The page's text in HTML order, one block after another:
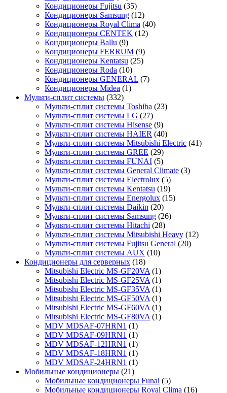
Кондиционеры Fujitsu (35)
Кондиционеры Samsung (12)
Кондиционеры Royal Clima (40)
Кондиционеры CENTEK (12)
Кондиционеры Ballu (9)
Кондиционеры FERRUM (9)
Кондиционеры Kentatsu (25)
Кондиционеры Roda (10)
Кондиционеры GENERAL (7)
Кондиционеры Midea (1)
Мульти-сплит системы (332)
Мульти-сплит системы Toshiba (23)
Мульти-сплит системы LG (27)
Мульти-сплит системы Hisense (9)
Мульти-сплит системы HAIER (40)
Мульти-сплит системы Mitsubishi Electric (41)
Мульти-сплит системы GREE (29)
Мульти-сплит системы FUNAI (5)
Мульти-сплит системы General Climate (3)
Мульти-сплит системы Electrolux (5)
Мульти-сплит системы Kentatsu (19)
Мульти-сплит системы Energolux (15)
Мульти-сплит системы Daikin (20)
Мульти-сплит системы Samsung (26)
Мульти-сплит системы Hitachi (28)
Мульти-сплит системы Mitsubishi Heavy (12)
Мульти-сплит системы Fujitsu General (20)
Мульти-сплит системы AUX (10)
Кондиционеры для серверных (18)
Mitsubishi Electric MS-GF20VA (1)
Mitsubishi Electric MS-GF25VA (1)
Mitsubishi Electric MS-GF35VA (1)
Mitsubishi Electric MS-GF50VA (1)
Mitsubishi Electric MS-GF60VA (1)
Mitsubishi Electric MS-GF80VA (1)
MDV MDSAF-07HRN1 (1)
MDV MDSAF-09HRN1 (1)
MDV MDSAF-12HRN1 (1)
MDV MDSAF-18HRN1 (1)
MDV MDSAF-24HRN1 (1)
Мобильные кондиционеры (21)
Мобильные кондиционеры Funai (5)
Мобильные кондиционеры Royal Clima (16)